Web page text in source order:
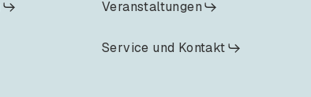
Veranstaltungen
Service und Kontakt